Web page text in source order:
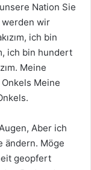
Nation Sie
werden wir
ich bin
ich bin hundert
Meine
Meine
Aber ich
ändern. Möge
geopfert